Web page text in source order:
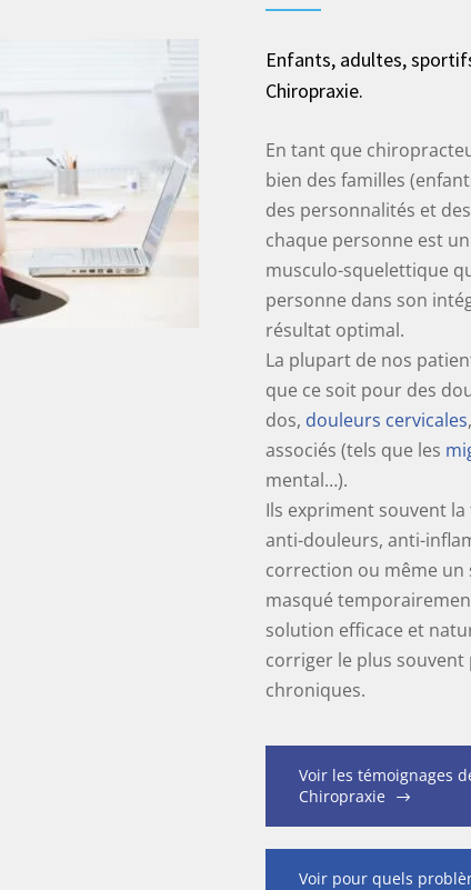
Enfants, adultes,
Chiropraxie.
En tant que
bien des familles
des personnalités et
chaque personne est
musculo-squelettique
personne dans son
résultat optimal.
La plupart de nos
que ce soit pour des
dos, douleurs cervicales,
associés (tels que les
mental…).
Ils expriment souvent
anti-douleurs, anti-
correction ou même
masqué
solution efficace et
corriger le plus
chroniques.
Voir les témoignages
Chiropraxie
Voir pour quels